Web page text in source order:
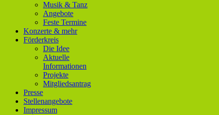
Musik & Tanz
Angebote
Feste Termine
Konzerte & mehr
Förderkreis
Die Idee
Aktuelle
Informationen
Projekte
Mitgliedsantrag
Presse
Stellenangebote
Impressum